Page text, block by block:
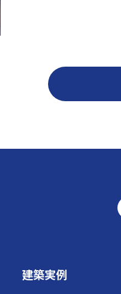
建築実例